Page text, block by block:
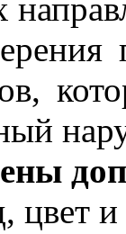
цвет